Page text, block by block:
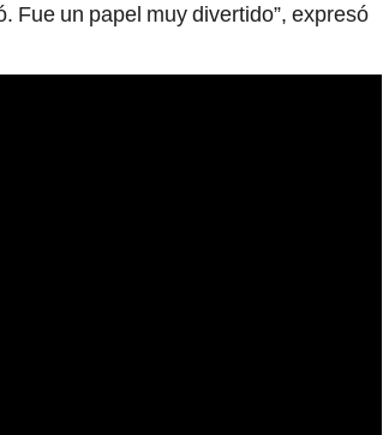
Fue un papel muy divertido”, expresó